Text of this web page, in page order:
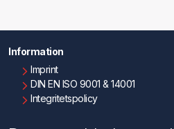
Information
Imprint
DIN EN ISO 9001 & 14001
Integritetspolicy